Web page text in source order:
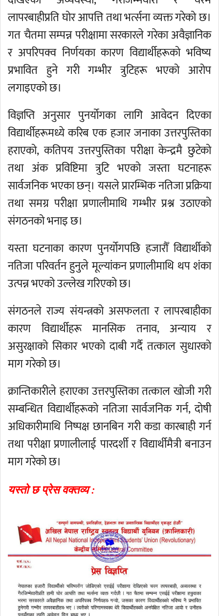
लापरबाहीप्रति घोर आपत्ति तथा भर्त्सना व्यक्त गरेको छ।
गत चैतमा सम्पन्न परीक्षामा सरकारले गरेका अवैज्ञानिक
र अपरिपक्व निर्णयका कारण विद्यार्थीहरूको भविष्य
प्रभावित हुने गरी गम्भीर त्रुटिहरू भएको आरोप
लगाइएको छ।
विज्ञप्ति अनुसार पुनर्योगका लागि आवेदन दिएका
विद्यार्थीहरूमध्ये करिब एक हजार जनाका उत्तरपुस्तिका
हराएको, कतिपय उत्तरपुस्तिका परीक्षा केन्द्रमै छुटेको
तथा अंक प्रविष्टिमा त्रुटि भएको जस्ता घटनाहरू
सार्वजनिक भएका छन्। यसले प्रारम्भिक नतिजा प्रक्रिया
तथा समग्र परीक्षा प्रणालीमाथि गम्भीर प्रश्न उठाएको
संगठनको भनाइ छ।
यस्ता घटनाका कारण पुनर्योगपछि हजारौँ विद्यार्थीको
नतिजा परिवर्तन हुनुले मूल्यांकन प्रणालीमाथि थप शंका
उत्पन्न भएको उल्लेख गरिएको छ।
संगठनले राज्य संयन्त्रको असफलता र लापरबाहीका
कारण विद्यार्थीहरू मानसिक तनाव, अन्याय र
असुरक्षाको सिकार भएको दाबी गर्दै तत्काल सुधारको
माग गरेको छ।
क्रान्तिकारीले हराएका उत्तरपुस्तिका तत्काल खोजी गरी
सम्बन्धित विद्यार्थीहरूको नतिजा सार्वजनिक गर्न, दोषी
अधिकारीमाथि निष्पक्ष छानबिन गरी कडा कारबाही गर्न
तथा परीक्षा प्रणालीलाई पारदर्शी र विद्यार्थीमैत्री बनाउन
माग गरेको छ।
यस्तो छ प्रेस वक्तव्य :